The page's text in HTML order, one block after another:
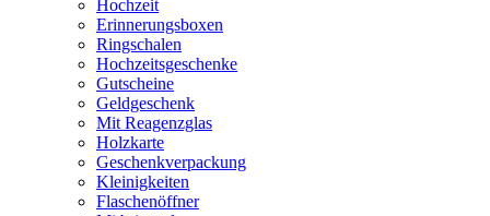
Hochzeit
Erinnerungsboxen
Ringschalen
Hochzeitsgeschenke
Gutscheine
Geldgeschenk
Mit Reagenzglas
Holzkarte
Geschenkverpackung
Kleinigkeiten
Flaschenöffner